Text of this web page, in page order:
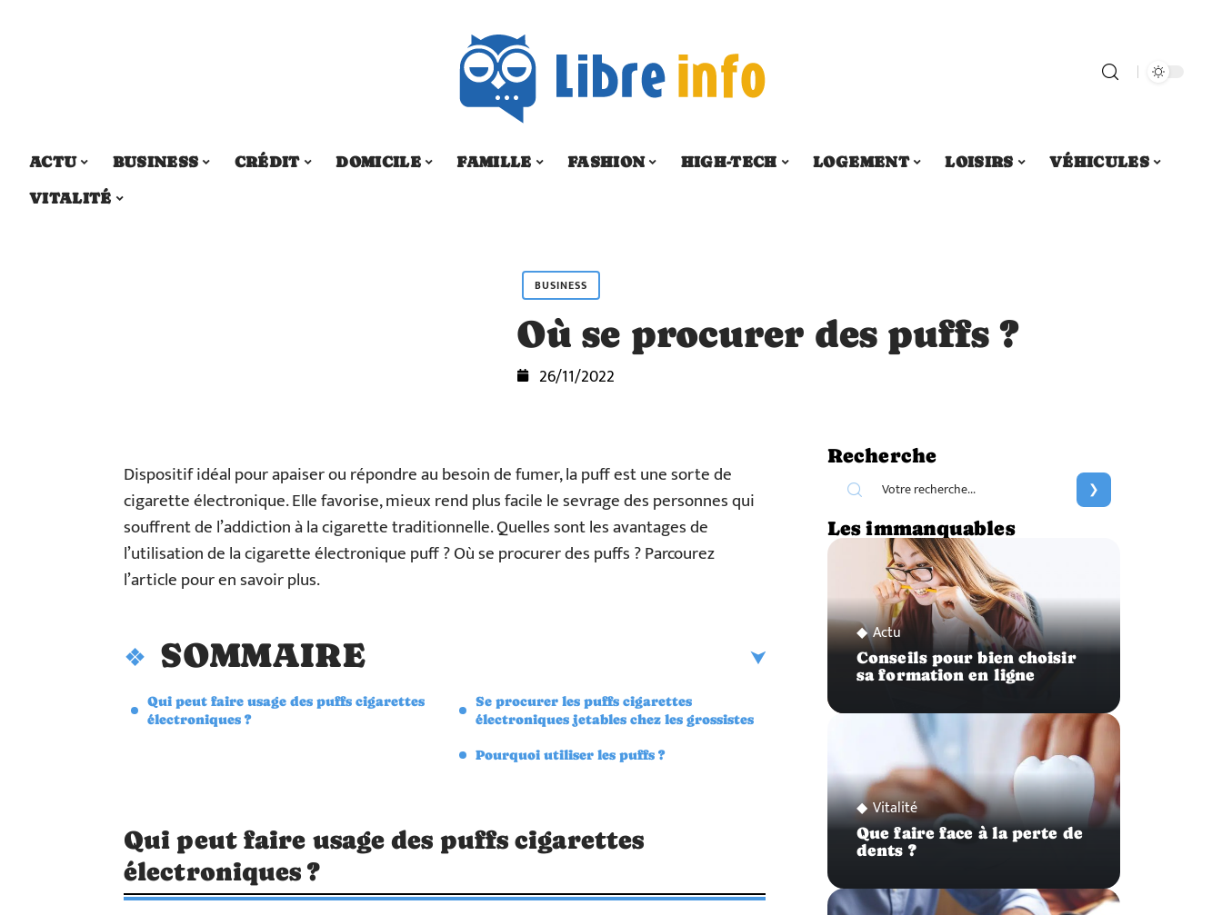
ACTU BUSINESS CRÉDIT DOMICILE FAMILLE FASHION HIGH-TECH LOGEMENT LOISIRS
VÉHICULES
VITALITÉ
BUSINESS
Où se procurer des puffs ?
26/11/2022
Dispositif idéal pour apaiser ou répondre au besoin de fumer, la puff est une sorte de
cigarette électronique. Elle favorise, mieux rend plus facile le sevrage des personnes qui
souffrent de l’addiction à la cigarette traditionnelle. Quelles sont les avantages de
l’utilisation de la cigarette électronique puff ? Où se procurer des puffs ? Parcourez
l’article pour en savoir plus.
SOMMAIRE
Qui peut faire usage des puffs cigarettes
électroniques ?
Se procurer les puffs cigarettes
électroniques jetables chez les grossistes
Pourquoi utiliser les puffs ?
Qui peut faire usage des puffs cigarettes
électroniques ?
Recherche
Les immanquables
Actu
Conseils pour bien choisir
sa formation en ligne
Vitalité
Que faire face à la perte de
dents ?